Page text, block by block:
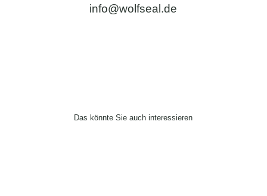
info@wolfseal.de
Das könnte Sie auch interessieren